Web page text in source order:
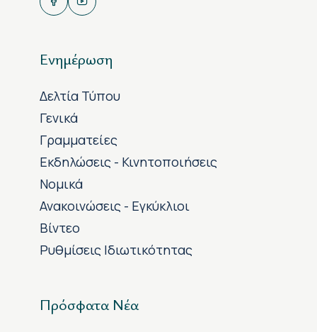
Ενημέρωση
Δελτία Τύπου
Γενικά
Γραμματείες
Εκδηλώσεις - Κινητοποιήσεις
Νομικά
Ανακοινώσεις - Εγκύκλιοι
Βίντεο
Ρυθμίσεις Ιδιωτικότητας
Πρόσφατα Νέα